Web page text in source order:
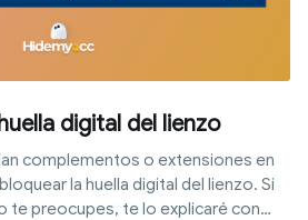
digital del lienzo
complementos o extensiones en
la huella digital del lienzo. Si
te preocupes, te lo explicaré con